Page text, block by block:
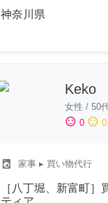
神奈川県
Keko
女性 / 50
sentiment_satisfied 0 sentiment_neutral 0
local_laundry_service 家事▸ 買い物代行
［八丁堀、新富町